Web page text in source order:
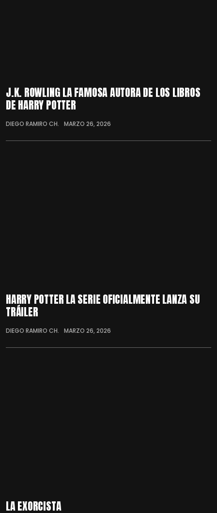
J.K. ROWLING LA FAMOSA AUTORA DE LOS LIBROS
DE HARRY POTTER
DIEGO RAMIRO CH. MARZO 26, 2026
HARRY POTTER LA SERIE OFICIALMENTE LANZA SU
TRÁILER
DIEGO RAMIRO CH. MARZO 26, 2026
LA EXORCISTA